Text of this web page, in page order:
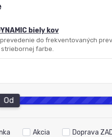
biely kov
prevedenie do frekventovaných
farbe.
Od
Akcia Doprava